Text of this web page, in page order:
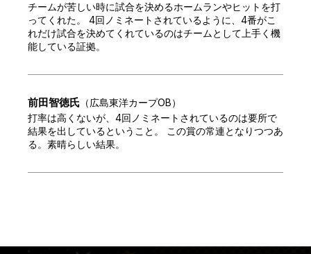
チームが苦しい時に試合を決めるホームランやヒットを打
ってくれた。 4回ノミネートされているように、4番がこ
れだけ試合を決めてくれているのはチームとして上手く機
能している証拠。
前田智徳氏 （広島東洋カープOB）
打率は高くないが、4回ノミネートされているのは要所で
結果を出しているということ。 この賞の常連となりつつあ
る。素晴らしい結果。